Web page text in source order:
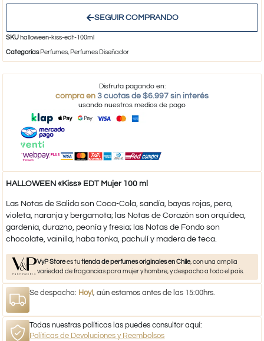
SEGUIR COMPRANDO
SKU halloween-kiss-edt-100ml
Categorías Perfumes, Perfumes Diseñador
Disfruta pagando en:
compra en 3 cuotas de $6.997 sin interés
usando nuestros medios de pago
HALLOWEEN «Kiss» EDT Mujer 100 ml
Las Notas de Salida son Coca-Cola, sandía, bayas rojas, pera,
violeta, naranja y bergamota; las Notas de Corazón son orquídea,
gardenia, durazno, peonía y fresia; las Notas de Fondo son
chocolate, vainilla, haba tonka, pachulí y madera de teca.
VyP Storees tutienda de perfumes originales en Chile, con una amplia
variedad de fragancias para mujer y hombre, y despacho a todo el país.
Se despacha: Hoy!, aún estamos antes de las 15:00hrs.
Todas nuestras políticas las puedes consultar aquí:
Políticas de Devoluciones y Reembolsos